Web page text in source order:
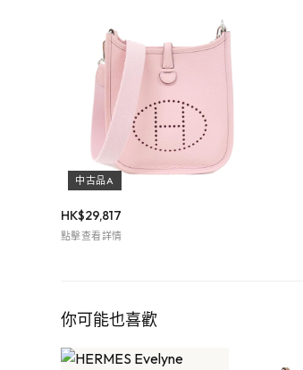
中古品A
HK$29,817
點擊查看詳情
你可能也喜歡